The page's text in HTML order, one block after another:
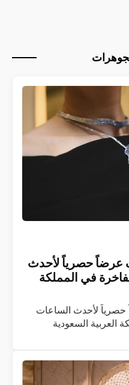
حصرياً لأحدث
في المملكة
لأحدث الساعات
العربية السعودية